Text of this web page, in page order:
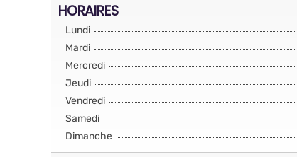
HORAIRES
Lundi
Mardi
Mercredi
Jeudi
Vendredi
Samedi
Dimanche